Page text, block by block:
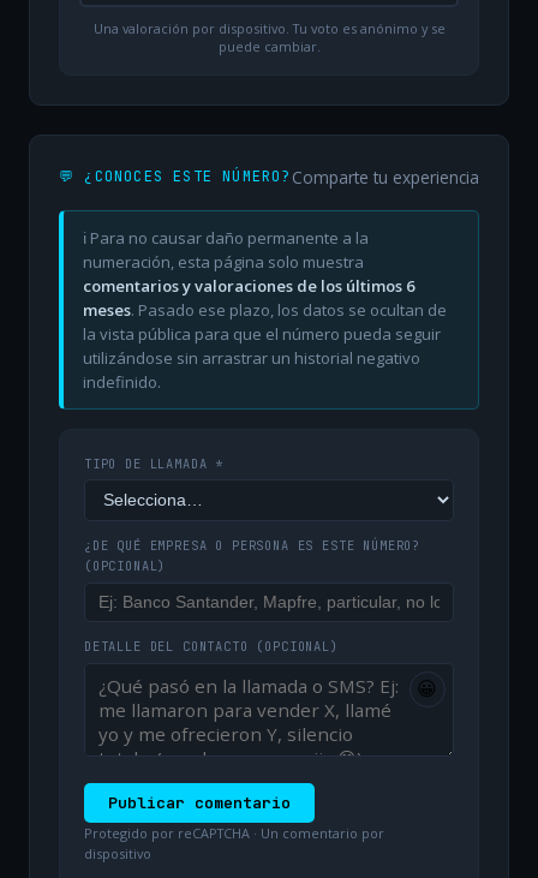
Una valoración por dispositivo. Tu voto es anónimo y se
puede cambiar.
💬 ¿CONOCES ESTE NÚMERO? Comparte tu experiencia
ℹ️ Para no causar daño permanente a la
numeración, esta página solo muestra
comentarios y valoraciones de los últimos 6
meses. Pasado ese plazo, los datos se ocultan de
la vista pública para que el número pueda seguir
utilizándose sin arrastrar un historial negativo
indefinido.
TIPO DE LLAMADA *
¿DE QUÉ EMPRESA O PERSONA ES ESTE NÚMERO?
(OPCIONAL)
DETALLE DEL CONTACTO (OPCIONAL)
😀
Publicar comentario
Protegido por reCAPTCHA · Un comentario por
dispositivo